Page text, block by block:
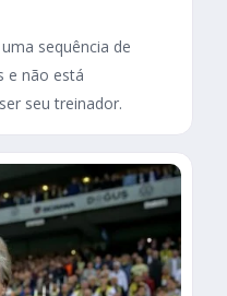
sequência de
e não está
seu treinador.